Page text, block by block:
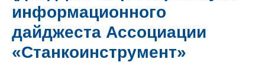
информационного
дайджеста Ассоциации
«Станкоинструмент»